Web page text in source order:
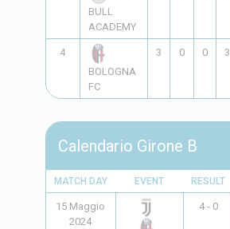
BULL
ACADEMY
4
BOLOGNA
FC
3 0 0 3
Calendario Girone B
MATCH DAY EVENT RESULT
15 Maggio
2024
4 - 0